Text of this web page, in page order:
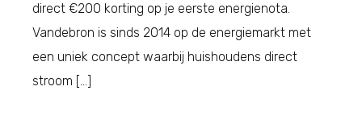
direct €200 korting op je eerste energienota.
Vandebron is sinds 2014 op de energiemarkt met
een uniek concept waarbij huishoudens direct
stroom […]